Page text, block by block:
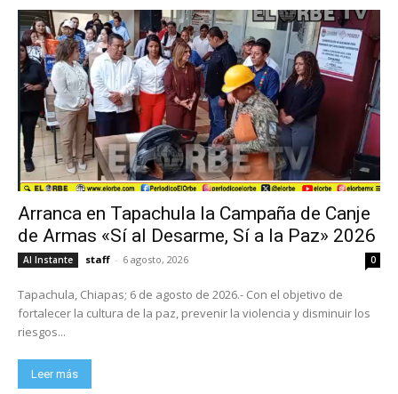
Arranca en Tapachula la Campaña de Canje
de Armas «Sí al Desarme, Sí a la Paz» 2026
Al Instante staff - 6 agosto, 2026 0
Tapachula, Chiapas; 6 de agosto de 2026.- Con el objetivo de
fortalecer la cultura de la paz, prevenir la violencia y disminuir los
riesgos...
Leer más